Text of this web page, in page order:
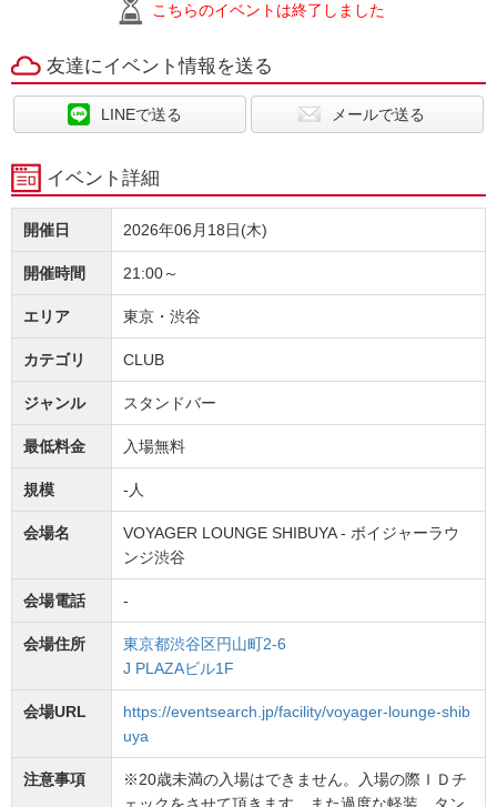
こちらのイベントは終了しました
友達にイベント情報を送る
LINEで送る メールで送る
イベント詳細
開催日 2026年06月18日(木)
開催時間 21:00～
エリア 東京・渋谷
カテゴリ CLUB
ジャンル スタンドバー
最低料金 入場無料
規模 -人
会場名
VOYAGER LOUNGE SHIBUYA - ボイジャーラウ
ンジ渋谷
会場電話 -
会場住所
東京都渋谷区円山町2-6
J PLAZAビル1F
会場URL
https://eventsearch.jp/facility/voyager-lounge-shib
uya
注意事項
※20歳未満の入場はできません。入場の際ＩＤチ